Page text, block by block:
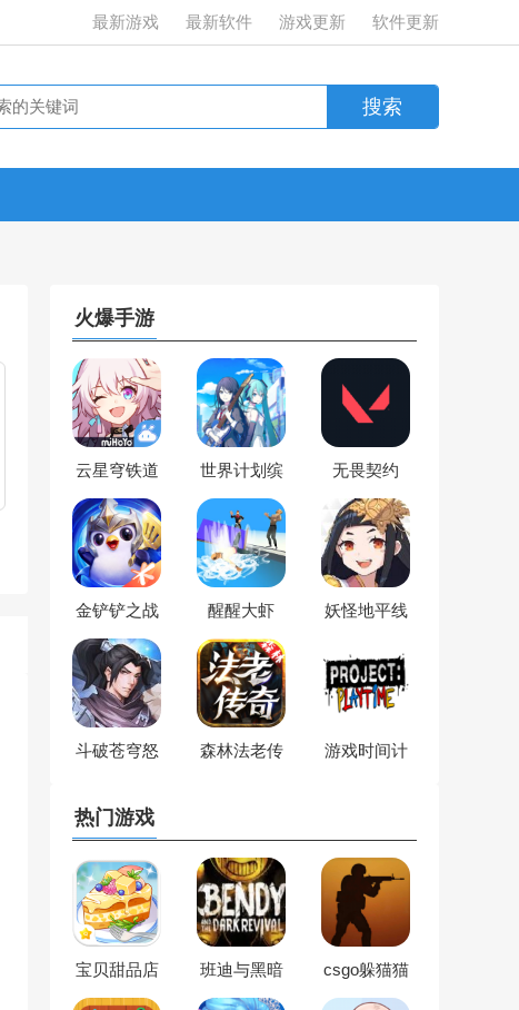
最新游戏 最新软件 游戏更新 软件更新
火爆手游
云星穹铁道
世界计划缤
无畏契约
金铲铲之战 醒醒大虾 妖怪地平线
斗破苍穹怒
森林法老传
游戏时间计
热门游戏
宝贝甜品店
班迪与黑暗
csgo躲猫猫